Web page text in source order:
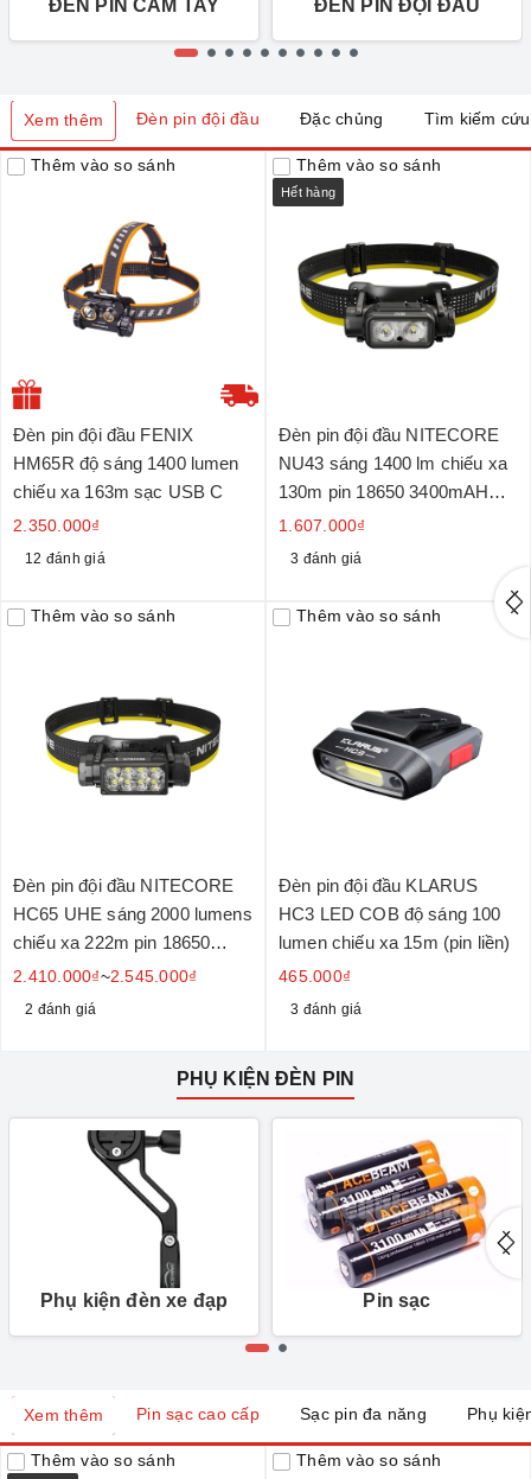
ĐÈN PIN CẦM TAY ĐÈN PIN ĐỘI ĐẦU
Đèn pin đội đầu Đặc chủng Tìm kiếm
Xem thêm
Thêm vào so sánh
Đèn pin đội đầu FENIX
HM65R độ sáng 1400 lumen
chiếu xa 163m sạc USB C
2.350.000₫
12 đánh giá
Thêm vào so sánh
Hết hàng
Đèn pin đội đầu NITECORE
NU43 sáng 1400 lm chiếu xa
130m pin 18650 3400mAH
sạc USB-C
1.607.000₫
3 đánh giá
Thêm vào so sánh
Đèn pin đội đầu NITECORE
HC65 UHE sáng 2000 lumens
chiếu xa 222m pin 18650
4000mAh
2.410.000₫~2.545.000₫
2 đánh giá
Thêm vào so sánh
Đèn pin đội đầu KLARUS
HC3 LED COB độ sáng 100
lumen chiếu xa 15m (pin liền)
465.000₫
3 đánh giá
PHỤ KIỆN ĐÈN PIN
Phụ kiện đèn xe đạp Pin sạc
Pin sạc cao cấp Sạc pin đa năng Phụ
Xem thêm
Thêm vào so sánh Thêm vào so sánh